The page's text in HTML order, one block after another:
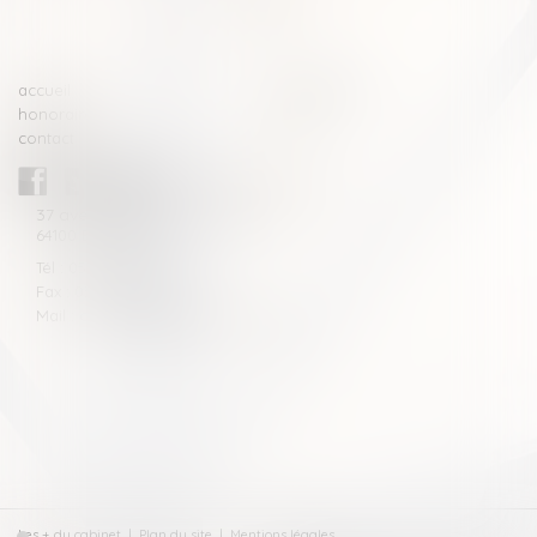
accueil
honoraires
contact
37 avenue de la légion Tchèque
Tél : 05 59 46 10 46
Fax : 05 59 46 10 57
Mail : contact[at]blazyavocats.com